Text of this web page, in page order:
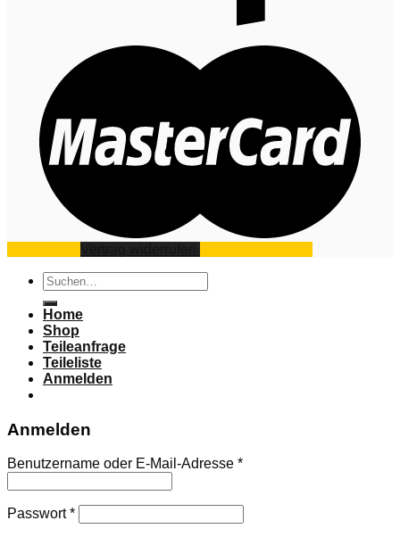
Suchen
nach:
Home
Shop
Teileanfrage
Teileliste
Anmelden
Anmelden
Benutzername oder E-Mail-Adresse *
Passwort*